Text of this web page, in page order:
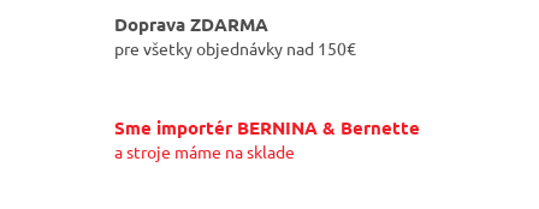
Doprava ZDARMA
pre všetky objednávky nad 150€
Sme importér BERNINA & Bernette
a stroje máme na sklade